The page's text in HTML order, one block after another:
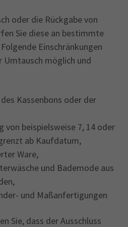
oder die Rückgabe von
Sie diese an bestimmte
Einschränkungen
Umtausch möglich und
Kassenbons oder der
von beispielsweise 7, 14 oder
ab Kaufdatum,
Ware,
und Bademode aus
und Maßanfertigungen
Sie, dass der Ausschluss